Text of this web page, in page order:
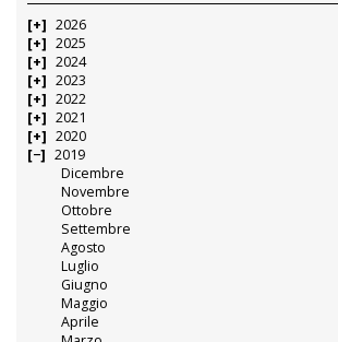
2026
2025
2024
2023
2022
2021
2020
2019
Dicembre
Novembre
Ottobre
Settembre
Agosto
Luglio
Giugno
Maggio
Aprile